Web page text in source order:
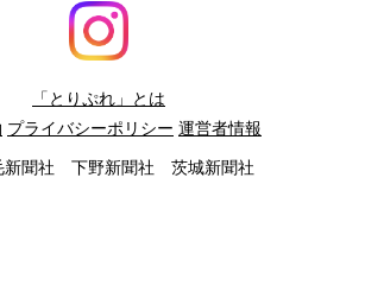
「とりぷれ」とは
プライバシーポリシー 運営者情報
聞社 下野新聞社 茨城新聞社